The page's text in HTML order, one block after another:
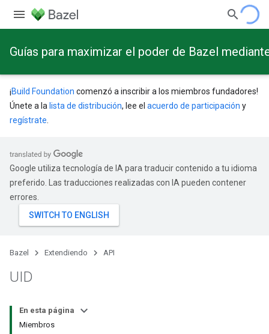
Guías para maximizar el poder de Bazel
¡Build Foundation comenzó a inscribir a los miembros fundadores!
Únete a la lista de distribución, lee el acuerdo de participación y
regístrate
Google utiliza tecnología de IA para traducir contenido a tu idioma
preferido. Las traducciones realizadas con IA pueden contener
errores.
Bazel Extendiendo API
UID
En esta página
Miembros